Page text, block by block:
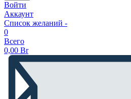
Войти
Аккаунт
Список желаний -
0
Всего
0,00 Br